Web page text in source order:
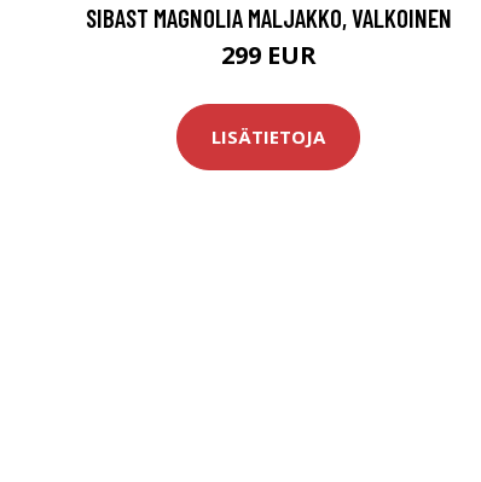
SIBAST MAGNOLIA MALJAKKO, VALKOINEN
299 EUR
LISÄTIETOJA